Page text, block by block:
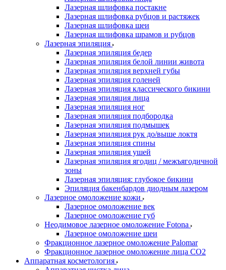
Лазерная шлифовка постакне
Лазерная шлифовка рубцов и растяжек
Лазерная шлифовка шеи
Лазерная шлифовка шрамов и рубцов
Лазерная эпиляция
Лазерная эпиляция бедер
Лазерная эпиляция белой линии живота
Лазерная эпиляция верхней губы
Лазерная эпиляция голеней
Лазерная эпиляция классического бикини
Лазерная эпиляция лица
Лазерная эпиляция ног
Лазерная эпиляция подбородка
Лазерная эпиляция подмышек
Лазерная эпиляция рук до/выше локтя
Лазерная эпиляция спины
Лазерная эпиляция ушей
Лазерная эпиляция ягодиц / межъягодичной
зоны
Лазерная эпиляция: глубокое бикини
Эпиляция бакенбардов диодным лазером
Лазерное омоложение кожи
Лазерное омоложение век
Лазерное омоложение губ
Неодимовое лазерное омоложение Fotona
Лазерное омоложение шеи
Фракционное лазерное омоложение Palomar
Фракционное лазерное омоложение лица СО2
Аппаратная косметология